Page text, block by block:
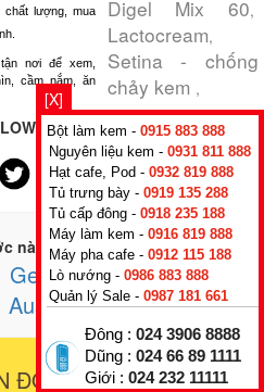
chất lượng, mua
nơi để xem,
cầm nắm, ăn
Digel Mix 60,
Lactocream,
Setina - chống
chảy kem ,
US
nào? Switzerland,
Germany, USA ,
Australia,France,
ĐỘC QUYỀN NHIỀU
[X]
Bột làm kem - 0915 883 888
Nguyên liệu kem - 0931 811 888
Hạt cafe, Pod - 0932 819 888
Tủ trưng bày - 0919 135 288
Tủ cấp đông - 0918 235 188
Máy làm kem - 0916 819 888
Máy pha cafe - 0912 115 188
Lò nướng - 0986 883 888
Quản lý Sale - 0987 181 661
Đông : 024 3906 8888
Dũng : 024 66 89 1111
Giới : 024 232 11111